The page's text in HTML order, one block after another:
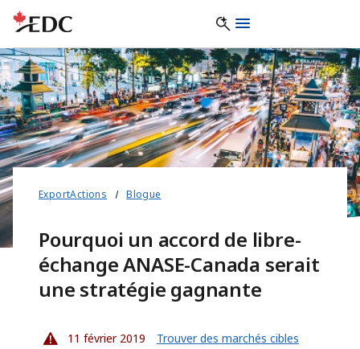
ExportActions Blogue
Pourquoi un accord de libre-
échange ANASE-Canada serait
une stratégie gagnante
11 février 2019 Trouver des marchés cibles